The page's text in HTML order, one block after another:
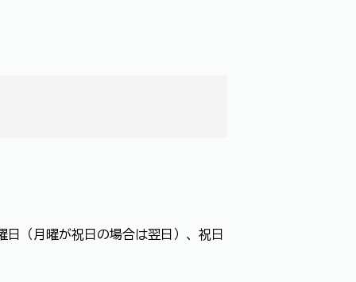
（月曜が祝日の場合は翌日）、祝日